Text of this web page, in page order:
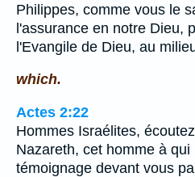
Philippes, comme vous le
l'assurance en notre Dieu,
l'Evangile de Dieu, au
which.
Actes 2:22
Hommes Israélites,
Nazareth, cet homme à qui
témoignage devant vous